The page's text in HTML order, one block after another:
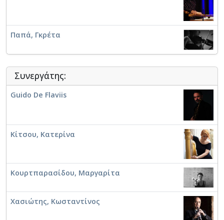
Παπά, Γκρέτα
Χατζής, Γιάννης
Συνεργάτης:
Guido De Flaviis
Κίτσου, Κατερίνα
Κουρτπαρασίδου, Μαργαρίτα
Χασιώτης, Κωσταντίνος